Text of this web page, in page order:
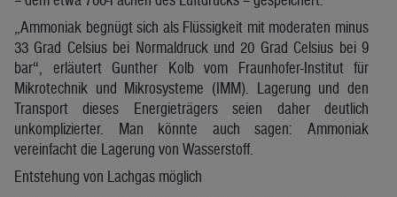
„Ammoniak begnügt sich als Flüssigkeit mit moderaten minus
33 Grad Celsius bei Normaldruck und 20 Grad Celsius bei 9
bar“, erläutert Gunther Kolb vom Fraunhofer-Institut für
Mikrotechnik und Mikrosysteme (IMM). Lagerung und den
Transport dieses Energieträgers seien daher deutlich
unkomplizierter. Man könnte auch sagen: Ammoniak
vereinfacht die Lagerung von Wasserstoff.
Entstehung von Lachgas möglich